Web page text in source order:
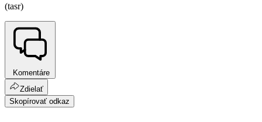
(tasr)
Komentáre
Zdielať
Skopírovať odkaz